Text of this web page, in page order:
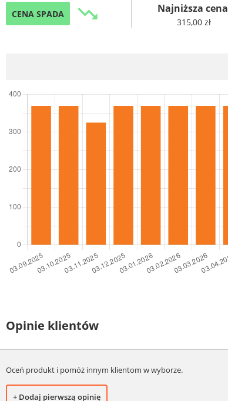
CENA SPADA trending_down Najniższa cena
315,00 zł
Opinie klientów
Oceń produkt i pomóż innym klientom w wyborze.
+ Dodaj pierwszą opinię